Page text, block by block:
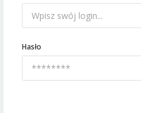
Hasło